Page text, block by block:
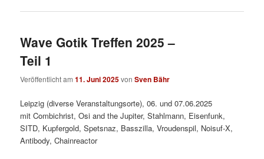
Wave Gotik Treffen 2025 –
Teil 1
Veröffentlicht am11. Juni 2025vonSven Bähr
Leipzig (diverse Veranstaltungsorte), 06. und 07.06.2025
mit Combichrist, Osi and the Jupiter, Stahlmann, Eisenfunk,
SITD, Kupfergold, Spetsnaz, Basszilla, Vroudenspil, Noisuf-X,
Antibody, Chainreactor